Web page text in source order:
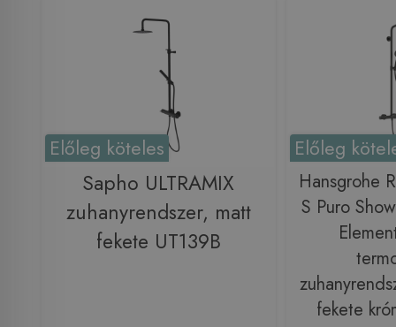
Előleg köteles
Sapho ULTRAMIX
zuhanyrendszer, matt
fekete UT139B
Előleg
Hansgrohe
S Puro
fekete